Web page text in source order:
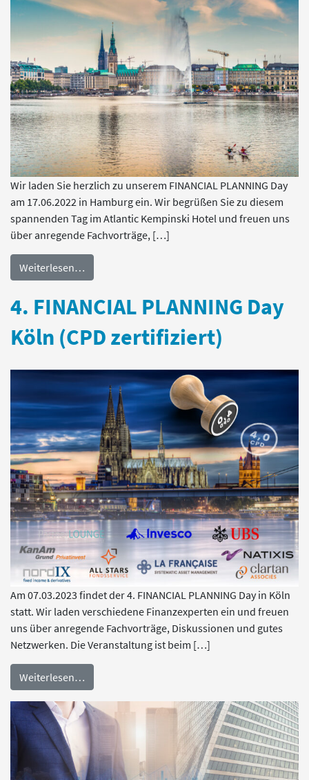
Wir laden Sie herzlich zu unserem FINANCIAL PLANNING Day
am 17.06.2022 in Hamburg ein. Wir begrüßen Sie zu diesem
spannenden Tag im Atlantic Kempinski Hotel und freuen uns
über anregende Fachvorträge, […]
Weiterlesen…
4. FINANCIAL PLANNING Day
Köln (CPD zertifiziert)
Am 07.03.2023 findet der 4. FINANCIAL PLANNING Day in Köln
statt. Wir laden verschiedene Finanzexperten ein und freuen
uns über anregende Fachvorträge, Diskussionen und gutes
Netzwerken. Die Veranstaltung ist beim […]
Weiterlesen…